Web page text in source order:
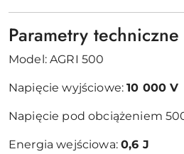
Parametry techniczne
Model: AGRI 500
Napięcie wyjściowe:10 000 V
Napięcie pod obciążeniem
Energia wejściowa:0,6 J